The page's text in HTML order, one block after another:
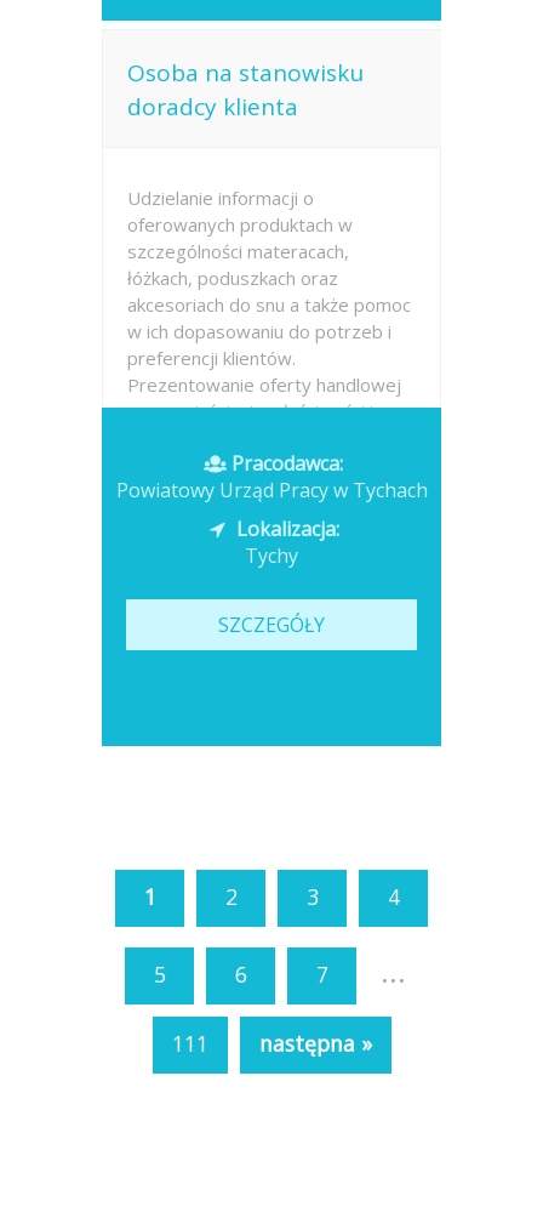
Osoba na stanowisku
doradcy klienta
Udzielanie informacji o
oferowanych produktach w
szczególności materacach,
łóżkach, poduszkach oraz
akcesoriach do snu a także pomoc
w ich dopasowaniu do potrzeb i
preferencji klientów.
Prezentowanie oferty handlowej
oraz wyjaśnianie właściwości i
Opublikowano: wczoraj
Pracodawca:
Powiatowy Urząd Pracy w Tychach
Lokalizacja:
Tychy
SZCZEGÓŁY
1 2 3 4
5 6 7 ...
111 następna »